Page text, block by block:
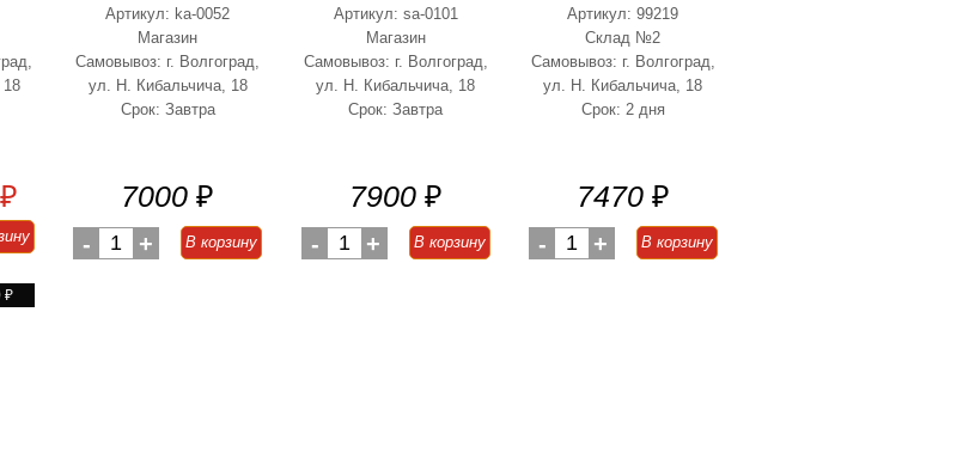
₽
₽
Артикул: ka-0052
Магазин
Самовывоз: г. Волгоград,
ул. Н. Кибальчича, 18
Срок: Завтра
7000 ₽
- 1 + В корзину
Артикул: sa-0101
Магазин
Самовывоз: г. Волгоград,
ул. Н. Кибальчича, 18
Срок: Завтра
7900 ₽
- 1 + В корзину
Артикул: 99219
Склад №2
Самовывоз: г. Волгоград,
ул. Н. Кибальчича, 18
Срок: 2 дня
7470 ₽
- 1 + В корзину